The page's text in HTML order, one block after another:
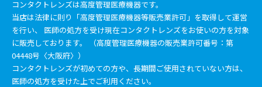
コンタクトレンズは高度管理医療機器です。
当店は法律に則り「高度管理医療機器等販売業許可」を取得して運営
を行い、 医師の処方を受け現在コンタクトレンズをお使いの方を対象
に販売しております。 （高度管理医療機器の販売業許可番号：第
04448号〈大阪府〉）
コンタクトレンズが初めての方や、長期間ご使用されていない方は、
医師の処方を受けた上でご利用ください。